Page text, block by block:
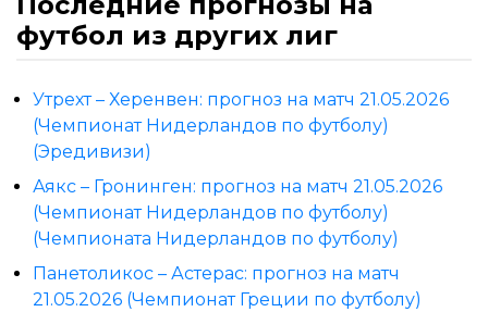
футбол из других лиг
Утрехт – Херенвен: прогноз на матч 21.05.2026
(Чемпионат Нидерландов по футболу)
(Эредивизи)
Аякс – Гронинген: прогноз на матч 21.05.2026
(Чемпионат Нидерландов по футболу)
(Чемпионата Нидерландов по футболу)
Панетоликос – Астерас: прогноз на матч
21.05.2026 (Чемпионат Греции по футболу)